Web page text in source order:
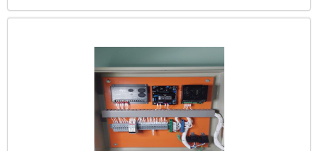
GERADOR 250 KVA
GERADOR 25 KVA PREÇO
GERADOR 24 HORAS
GERADOR 220V GASOLINA